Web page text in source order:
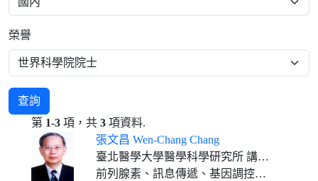
榮譽
查詢
第 1-3 項，共 3 項資料.
張文昌 Wen-Chang Chang
臺北醫學大學醫學科學研究所 講座教授
前列腺素、訊息傳遞、基因調控、抗炎藥理學